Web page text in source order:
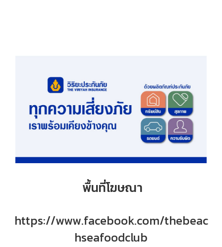
พื้นที่โฆษณา
https://www.facebook.com/thebeac
hseafoodclub